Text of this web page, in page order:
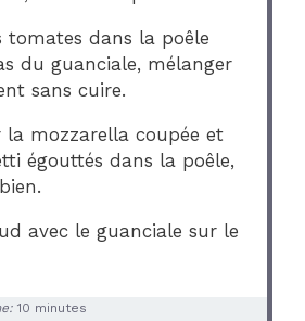
tomates dans la poêle
du guanciale, mélanger
sans cuire.
la mozzarella coupée et
égouttés dans la poêle,
avec le guanciale sur le
10 minutes